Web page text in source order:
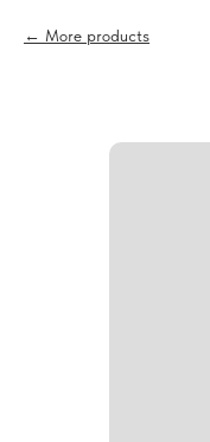
More products